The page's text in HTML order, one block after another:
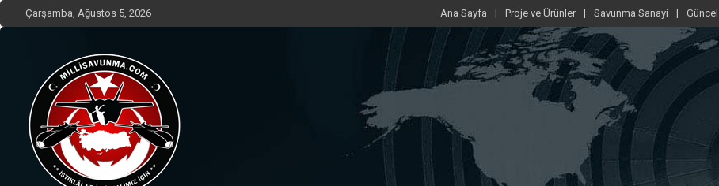
Skip
to
Çarşamba, Ağustos 5, 2026 Ana Sayfa Proje ve Ürünler Savunma Sanayi